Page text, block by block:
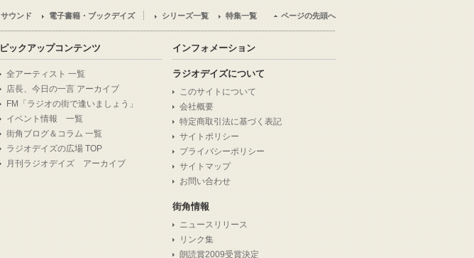
サウンド 電子書籍・ブックデイズ シリーズ一覧 特集一覧 ページの先頭へ
ピックアップコンテンツ
全アーティスト 一覧
店長、今日の一言 アーカイブ
FM「ラジオの街で逢いましょう」
イベント情報 一覧
街角ブログ＆コラム 一覧
ラジオデイズの広場 TOP
月刊ラジオデイズ アーカイブ
インフォメーション
ラジオデイズについて
このサイトについて
会社概要
特定商取引法に基づく表記
サイトポリシー
プライバシーポリシー
サイトマップ
お問い合わせ
街角情報
ニュースリリース
リンク集
朗読賞2009受賞決定